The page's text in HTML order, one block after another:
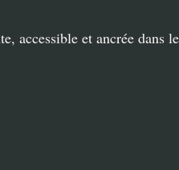
accessible et ancrée dans